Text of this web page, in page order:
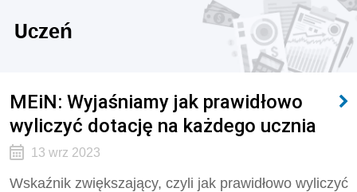
Uczeń
MEiN: Wyjaśniamy jak prawidłowo
wyliczyć dotację na każdego ucznia
13 wrz 2023
Wskaźnik zwiększający, czyli jak prawidłowo wyliczyć